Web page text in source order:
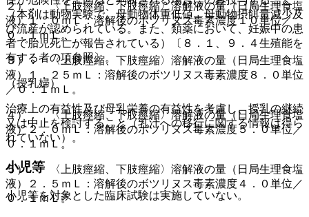
２）． 〈上肢痙縮、下肢痙縮〉溶解液の量（日局生理食塩
液）１．０ｍＬ：溶解後のボツリヌス毒素濃度１０単位／
０．１ｍＬ。
３）． 〈上肢痙縮、下肢痙縮〉溶解液の量（日局生理食塩
液）１．２５ｍＬ：溶解後のボツリヌス毒素濃度８．０単位
／０．１ｍＬ。
４）． 〈上肢痙縮、下肢痙縮〉溶解液の量（日局生理食塩
液）２．０ｍＬ：溶解後のボツリヌス毒素濃度５．０単位／
０．１ｍＬ。
５）． 〈上肢痙縮、下肢痙縮〉溶解液の量（日局生理食塩
液）２．５ｍＬ：溶解後のボツリヌス毒素濃度４．０単位／
０．１ｍＬ。
（本剤は動物実験で、母動物体重低値、母動物摂餌量減少及
び流産が認められている。また、類薬において、妊娠中の患
者で胎児死亡が報告されている）〔８．１、９．４生殖能を
有する者の項参照〕。
（授乳婦）
治療上の有益性及び母乳栄養の有益性を考慮し、授乳の継続
又は中止を検討すること（乳汁への移行に関する情報は得ら
れていない）。
小児等
小児等を対象とした臨床試験は実施していない。